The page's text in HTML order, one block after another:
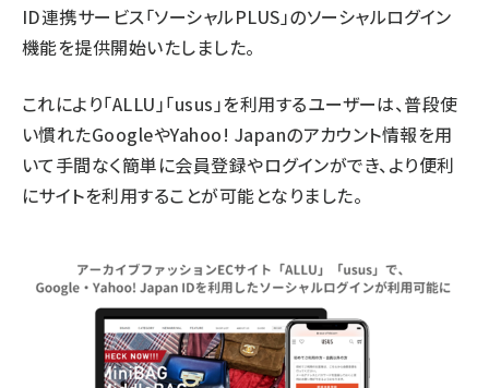
ID連携サービス「ソーシャルPLUS」のソーシャルログイン
機能を提供開始いたしました。
これにより「ALLU」「usus」を利用するユーザーは、普段使
い慣れたGoogleやYahoo! Japanのアカウント情報を用
いて手間なく簡単に会員登録やログインができ、より便利
にサイトを利用することが可能となりました。